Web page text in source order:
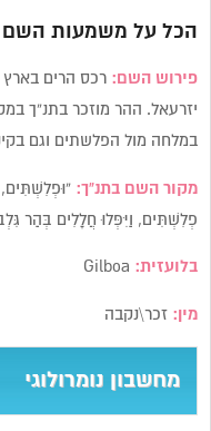
הכל על משמעות השם
פירוש השם: רכס הרים
יזרעאל. ההר מוזכר בתנ”ך
במלחה מול הפלשתים וגם
מקור השם בתנ”ך:
פְלִשְׁתִּים, וַיִּפְּלוּ חֲלָלִים בְּהַר
בלועזית:
מין: זכר\נקבה
מחשבון נומרולוגי